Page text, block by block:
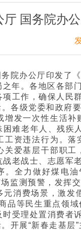
厅 国务院办
院办公厅印发了
之年。各地区各部
工作，确保人民
各级党委和政府
增发一次性生活
难老年人、残疾
工资违法行为。
关爱基层干部职
老战士、志愿军
。全力做好煤电
监测预警，发挥
消费场景，激
品等民生重点领
受理处置消费者
开展“新春走基